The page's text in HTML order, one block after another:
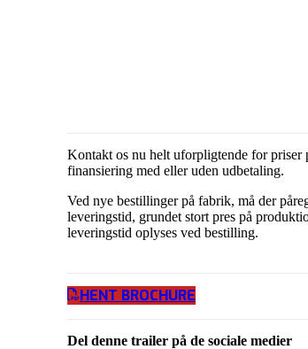
Kontakt os nu helt uforpligtende for priser
finansiering med eller uden udbetaling.
Ved nye bestillinger på fabrik, må der
leveringstid, grundet stort pres på
leveringstid oplyses ved bestilling.
HENT BROCHURE
Del denne trailer på de sociale medier